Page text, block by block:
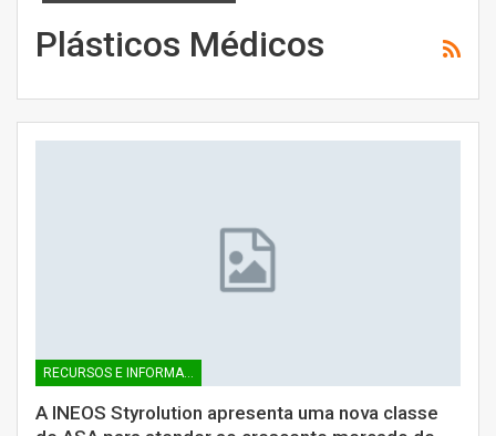
Plásticos Médicos
RECURSOS E INFORMAÇÕES
A INEOS Styrolution apresenta uma nova classe